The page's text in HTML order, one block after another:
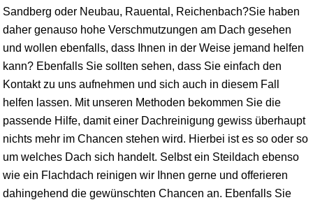
Sandberg oder Neubau, Rauental, Reichenbach?Sie haben
daher genauso hohe Verschmutzungen am Dach gesehen
und wollen ebenfalls, dass Ihnen in der Weise jemand helfen
kann? Ebenfalls Sie sollten sehen, dass Sie einfach den
Kontakt zu uns aufnehmen und sich auch in diesem Fall
helfen lassen. Mit unseren Methoden bekommen Sie die
passende Hilfe, damit einer Dachreinigung gewiss überhaupt
nichts mehr im Chancen stehen wird. Hierbei ist es so oder so
um welches Dach sich handelt. Selbst ein Steildach ebenso
wie ein Flachdach reinigen wir Ihnen gerne und offerieren
dahingehend die gewünschten Chancen an. Ebenfalls Sie